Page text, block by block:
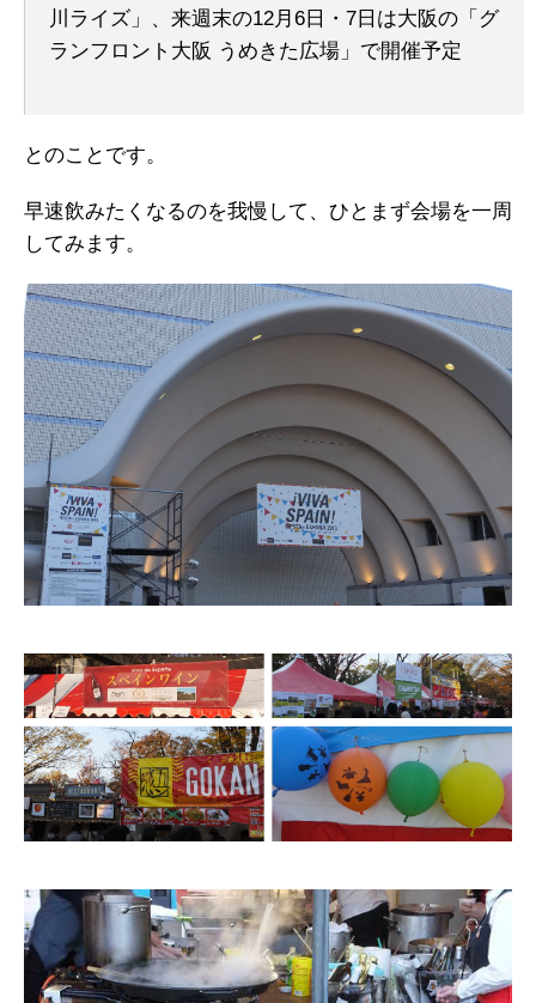
川ライズ」、来週末の12月6日・7日は大阪の「グ
ランフロント大阪 うめきた広場」で開催予定
とのことです。
早速飲みたくなるのを我慢して、ひとまず会場を一周
してみます。